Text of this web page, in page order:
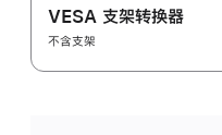
VESA 支架转换器
不含支架